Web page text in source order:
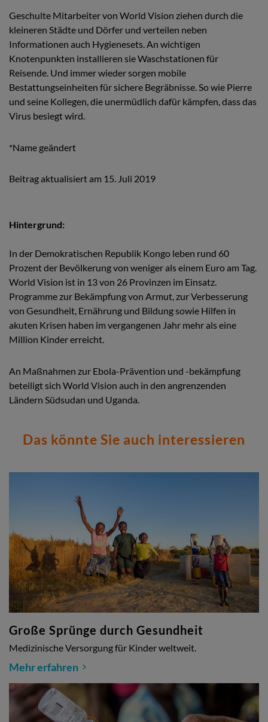
Geschulte Mitarbeiter von World Vision ziehen durch die
kleineren Städte und Dörfer und verteilen neben
Informationen auch Hygienesets. An wichtigen
Knotenpunkten installieren sie Waschstationen für
Reisende. Und immer wieder sorgen mobile
Bestattungseinheiten für sichere Begräbnisse. So wie Pierre
und seine Kollegen, die unermüdlich dafür kämpfen, dass das
Virus besiegt wird.
*Name geändert
Beitrag aktualisiert am 15. Juli 2019
Hintergrund:
In der Demokratischen Republik Kongo leben rund 60
Prozent der Bevölkerung von weniger als einem Euro am Tag.
World Vision ist in 13 von 26 Provinzen im Einsatz.
Programme zur Bekämpfung von Armut, zur Verbesserung
von Gesundheit, Ernährung und Bildung sowie Hilfen in
akuten Krisen haben im vergangenen Jahr mehr als eine
Million Kinder erreicht.
An Maßnahmen zur Ebola-Prävention und -bekämpfung
beteiligt sich World Vision auch in den angrenzenden
Ländern Südsudan und Uganda.
Das könnte Sie auch interessieren
Große Sprünge durch Gesundheit
Medizinische Versorgung für Kinder weltweit.
Mehr erfahren